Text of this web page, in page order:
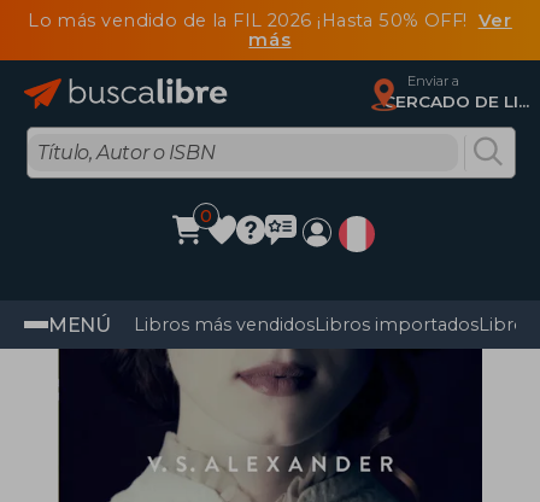
Lo más vendido de la FIL 2026 ¡Hasta 50% OFF! Ver
más
Enviar a
CERCADO DE LIMA, Lima
0
MENÚ Libros más vendidosLibros importadosLibros